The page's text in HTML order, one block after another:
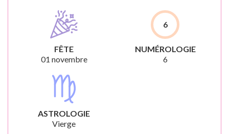
FÊTE
01 novembre
6
NUMÉROLOGIE
6
ASTROLOGIE
Vierge